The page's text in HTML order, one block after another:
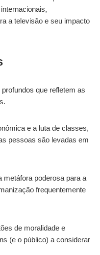
a televisão e seu impacto
que refletem as
e a luta de classes,
pessoas são levadas em
poderosa para a
frequentemente
de moralidade e
(e o público) a considerar